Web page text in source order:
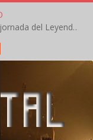
Crónica: Arch Enemy brilla en la segunda jornada del Leyendas del Rock – Jueves – Agosto 2026